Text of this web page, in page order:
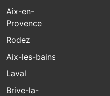
Aix-en-
Provence
Rodez
Aix-les-bains
Laval
Brive-la-